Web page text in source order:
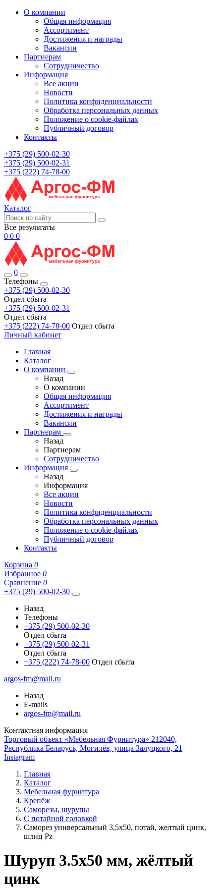
О компании
Общая информация
Ассортимент
Достижения и награды
Вакансии
Партнерам
Сотрудничество
Информация
Все акции
Новости
Политика конфиденциальности
Обработка персональных данных
Положение о cookie-файлах
Публичный договор
Контакты
+375 (29) 500-02-30
+375 (29) 500-02-31
+375 (222) 74-78-00
Каталог
Все результаты
0 0 0
0
Телефоны
+375 (29) 500-02-30
Отдел сбыта
+375 (29) 500-02-31
Отдел сбыта
+375 (222) 74-78-00 Отдел сбыта
Личный кабинет
Главная
Каталог
О компании
Назад
О компании
Общая информация
Ассортимент
Достижения и награды
Вакансии
Партнерам
Назад
Партнерам
Сотрудничество
Информация
Назад
Информация
Все акции
Новости
Политика конфиденциальности
Обработка персональных данных
Положение о cookie-файлах
Публичный договор
Контакты
Корзина 0
Избранное 0
Сравнение 0
+375 (29) 500-02-30
Назад
Телефоны
+375 (29) 500-02-30
Отдел сбыта
+375 (29) 500-02-31
Отдел сбыта
+375 (222) 74-78-00 Отдел сбыта
argos-fm@mail.ru
Назад
E-mails
argos-fm@mail.ru
Контактная информация
Торговый объект «Мебельная Фурнитура» 212040,
Республика Беларусь, Могилёв, улица Залуцкого, 21
Instagram
Главная
Каталог
Мебельная фурнитура
Крепёж
Саморезы, шурупы
С потайной головкой
Саморез универсальный 3,5х50, потай, желтый цинк,
шлиц Pz
Шуруп 3.5x50 мм, жёлтый
цинк